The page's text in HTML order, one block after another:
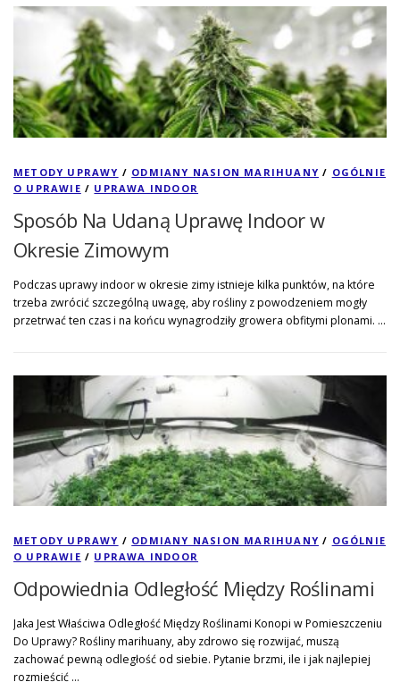
METODY UPRAWY / ODMIANY NASION MARIHUANY / OGÓLNIE
O UPRAWIE / UPRAWA INDOOR
Sposób Na Udaną Uprawę Indoor w
Okresie Zimowym
Podczas uprawy indoor w okresie zimy istnieje kilka punktów, na które
trzeba zwrócić szczególną uwagę, aby rośliny z powodzeniem mogły
przetrwać ten czas i na końcu wynagrodziły growera obfitymi plonami. …
METODY UPRAWY / ODMIANY NASION MARIHUANY / OGÓLNIE
O UPRAWIE / UPRAWA INDOOR
Odpowiednia Odległość Między Roślinami
Jaka Jest Właściwa Odległość Między Roślinami Konopi w Pomieszczeniu
Do Uprawy? Rośliny marihuany, aby zdrowo się rozwijać, muszą
zachować pewną odległość od siebie. Pytanie brzmi, ile i jak najlepiej
rozmieścić …